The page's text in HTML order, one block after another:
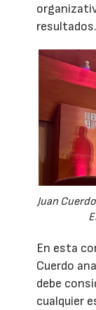
resultados.
Juan
En esta
Cuerdo
debe
cualquier